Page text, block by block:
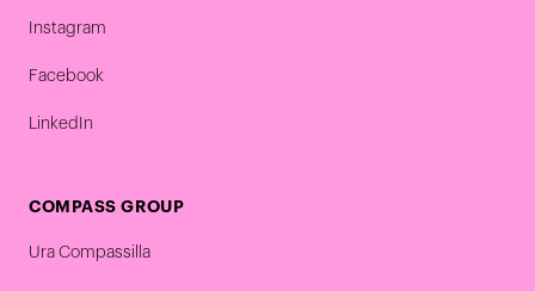
Instagram
Facebook
LinkedIn
COMPASS GROUP
Ura Compassilla